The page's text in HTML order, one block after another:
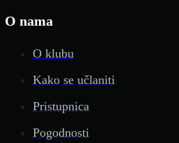
O nama
O klubu
Kako se učlaniti
Pristupnica
Pogodnosti